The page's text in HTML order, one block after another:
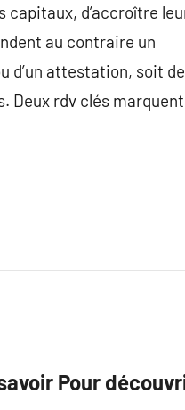
capitaux, d’accroître
au contraire un
d’un attestation, soit de
Deux rdv clés marquent
Pour